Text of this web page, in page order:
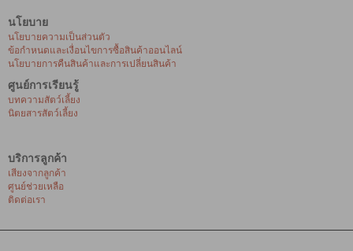
นโยบาย
นโยบายความเป็นส่วนตัว
ข้อกำหนดและเงื่อนไขการซื้อสินค้าออนไลน์
นโยบายการคืนสินค้าและการเปลี่ยนสินค้า
ศูนย์การเรียนรู้
บทความสัตว์เลี้ยง
นิตยสารสัตว์เลี้ยง
บริการลูกค้า
เสียงจากลูกค้า
ศูนย์ช่วยเหลือ
ติดต่อเรา